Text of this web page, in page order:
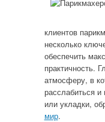
клиентов
несколько
обеспечить
практичность.
атмосферу, в
расслабиться
или укладки,
мир.